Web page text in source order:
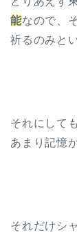
能なので、
祈るのみと
それにして
あまり記憶
それだけシ